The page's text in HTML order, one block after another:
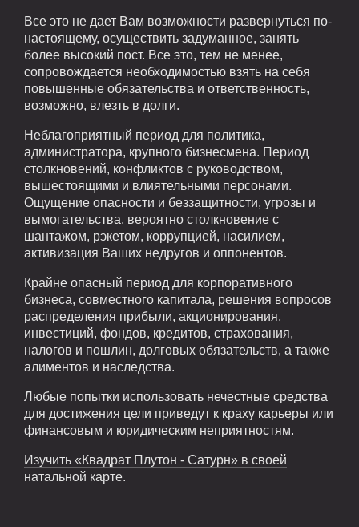
Все это не дает Вам возможности развернуться по-
настоящему, осуществить задуманное, занять
более высокий пост. Все это, тем не менее,
сопровождается необходимостью взять на себя
повышенные обязательства и ответственность,
возможно, влезть в долги.
Неблагоприятный период для политика,
администратора, крупного бизнесмена. Период
столкновений, конфликтов с руководством,
вышестоящими и влиятельными персонами.
Ощущение опасности и беззащитности, угрозы и
вымогательства, вероятно столкновение с
шантажом, рэкетом, коррупцией, насилием,
активизация Ваших недругов и оппонентов.
Крайне опасный период для корпоративного
бизнеса, совместного капитала, решения вопросов
распределения прибыли, акционирования,
инвестиций, фондов, кредитов, страхования,
налогов и пошлин, долговых обязательств, а также
алиментов и наследства.
Любые попытки использовать нечестные средства
для достижения цели приведут к краху карьеры или
финансовым и юридическим неприятностям.
Изучить «Квадрат Плутон - Сатурн» в своей
натальной карте.